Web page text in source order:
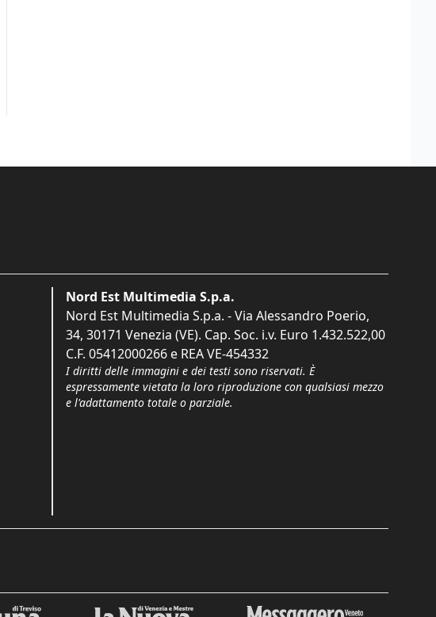
Nord Est Multimedia S.p.a.
Nord Est Multimedia S.p.a. - Via Alessandro Poerio,
34, 30171 Venezia (VE). Cap. Soc. i.v. Euro 1.432.522,00
C.F. 05412000266 e REA VE-454332
I diritti delle immagini e dei testi sono riservati. È
espressamente vietata la loro riproduzione con qualsiasi mezzo
e l'adattamento totale o parziale.